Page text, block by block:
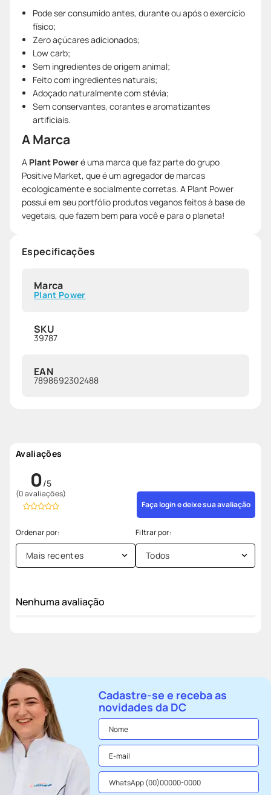
Pode ser consumido antes, durante ou após o exercício
físico;
Zero açúcares adicionados;
Low carb;
Sem ingredientes de origem animal;
Feito com ingredientes naturais;
Adoçado naturalmente com stévia;
Sem conservantes, corantes e aromatizantes
artificiais.
A Marca
A Plant Poweré uma marca que faz parte do grupo
Positive Market, que é um agregador de marcas
ecologicamente e socialmente corretas. A Plant Power
possui em seu portfólio produtos veganos feitos à base de
vegetais, que fazem bem para você e para o planeta!
Especificações
Marca
Plant Power
SKU
39787
EAN
7898692302488
Avaliações
0
(0 avaliações)
Faça login e deixe sua avaliação
Mais recentes Todos
Nenhuma avaliação
Cadastre-se e receba as
novidades da DC